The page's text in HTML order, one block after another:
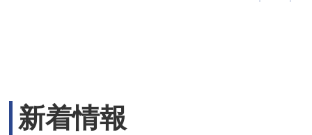
新着情報